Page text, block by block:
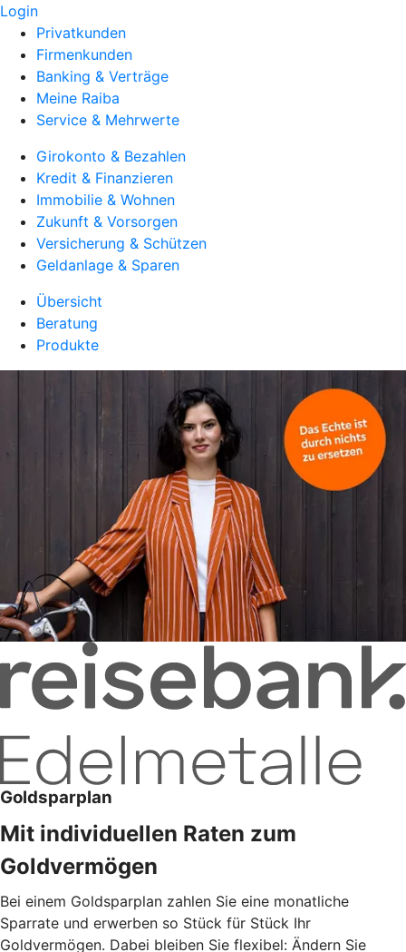
Login
Privatkunden
Firmenkunden
Banking & Verträge
Meine Raiba
Service & Mehrwerte
Girokonto & Bezahlen
Kredit & Finanzieren
Immobilie & Wohnen
Zukunft & Vorsorgen
Versicherung & Schützen
Geldanlage & Sparen
Übersicht
Beratung
Produkte
Goldsparplan
Mit individuellen Raten zum
Goldvermögen
Bei einem Goldsparplan zahlen Sie eine monatliche
Sparrate und erwerben so Stück für Stück Ihr
Goldvermögen. Dabei bleiben Sie flexibel: Ändern Sie